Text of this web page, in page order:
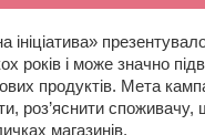
ініціатива»
років і може значно
продуктів. Мета
роз’яснити споживачу,
магазинів.